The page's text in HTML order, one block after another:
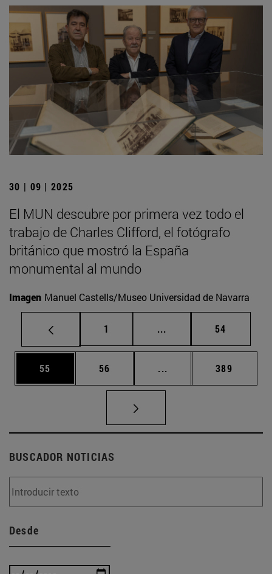
30 | 09 | 2025
El MUN descubre por primera vez todo el
trabajo de Charles Clifford, el fotógrafo
británico que mostró la España
monumental al mundo
Imagen Manuel Castells/Museo Universidad de Navarra
Página
1 ... Páginas intermedias
Página
54
Página
55 Página
56 ... Páginas intermedias
Página
389
BUSCADOR NOTICIAS
Desde